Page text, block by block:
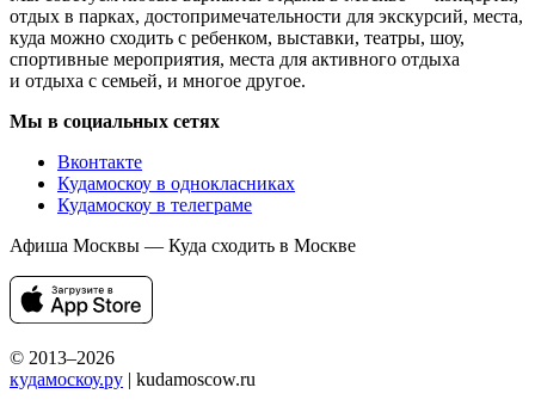
отдых в парках, достопримечательности для экскурсий, места,
куда можно сходить с ребенком, выставки, театры, шоу,
спортивные мероприятия, места для активного отдыха
и отдыха с семьей, и многое другое.
Мы в социальных сетях
Вконтакте
Кудамоскоу в однокласниках
Кудамоскоу в телеграме
Афиша Москвы — Куда сходить в Москве
© 2013–2026
кудамоскоу.ру | kudamoscow.ru